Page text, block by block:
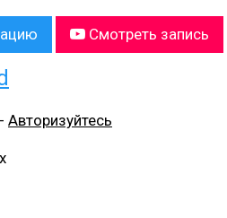
Смотреть запись
Авторизуйтесь